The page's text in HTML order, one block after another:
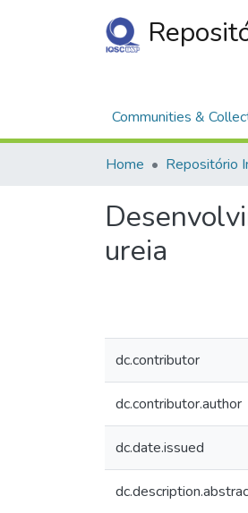
Communities &
Home
ureia
dc.contributor
dc.contributor.author
dc.date.issued